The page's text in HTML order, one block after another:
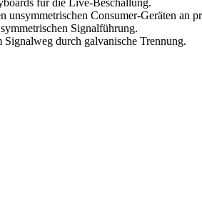
Consumer-Geräten an
Signalführung.
durch galvanische Trennung.